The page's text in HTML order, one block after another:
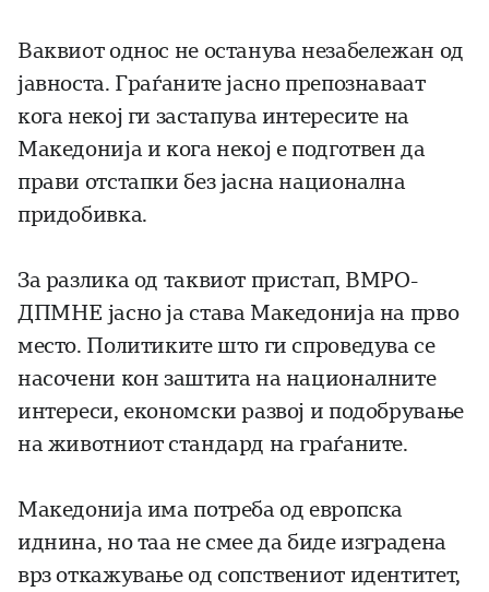
Ваквиот однос не останува незабележан од
јавноста. Граѓаните јасно препознаваат
кога некој ги застапува интересите на
Македонија и кога некој е подготвен да
прави отстапки без јасна национална
придобивка.
За разлика од таквиот пристап, ВМРО-
ДПМНЕ јасно ја става Македонија на прво
место. Политиките што ги спроведува се
насочени кон заштита на националните
интереси, економски развој и подобрување
на животниот стандард на граѓаните.
Македонија има потреба од европска
иднина, но таа не смее да биде изградена
врз откажување од сопствениот идентитет,